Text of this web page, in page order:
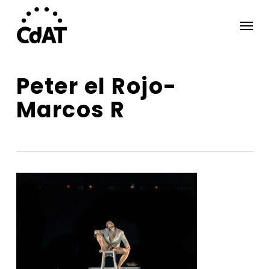
main
Menu
Peter el Rojo-
Marcos R